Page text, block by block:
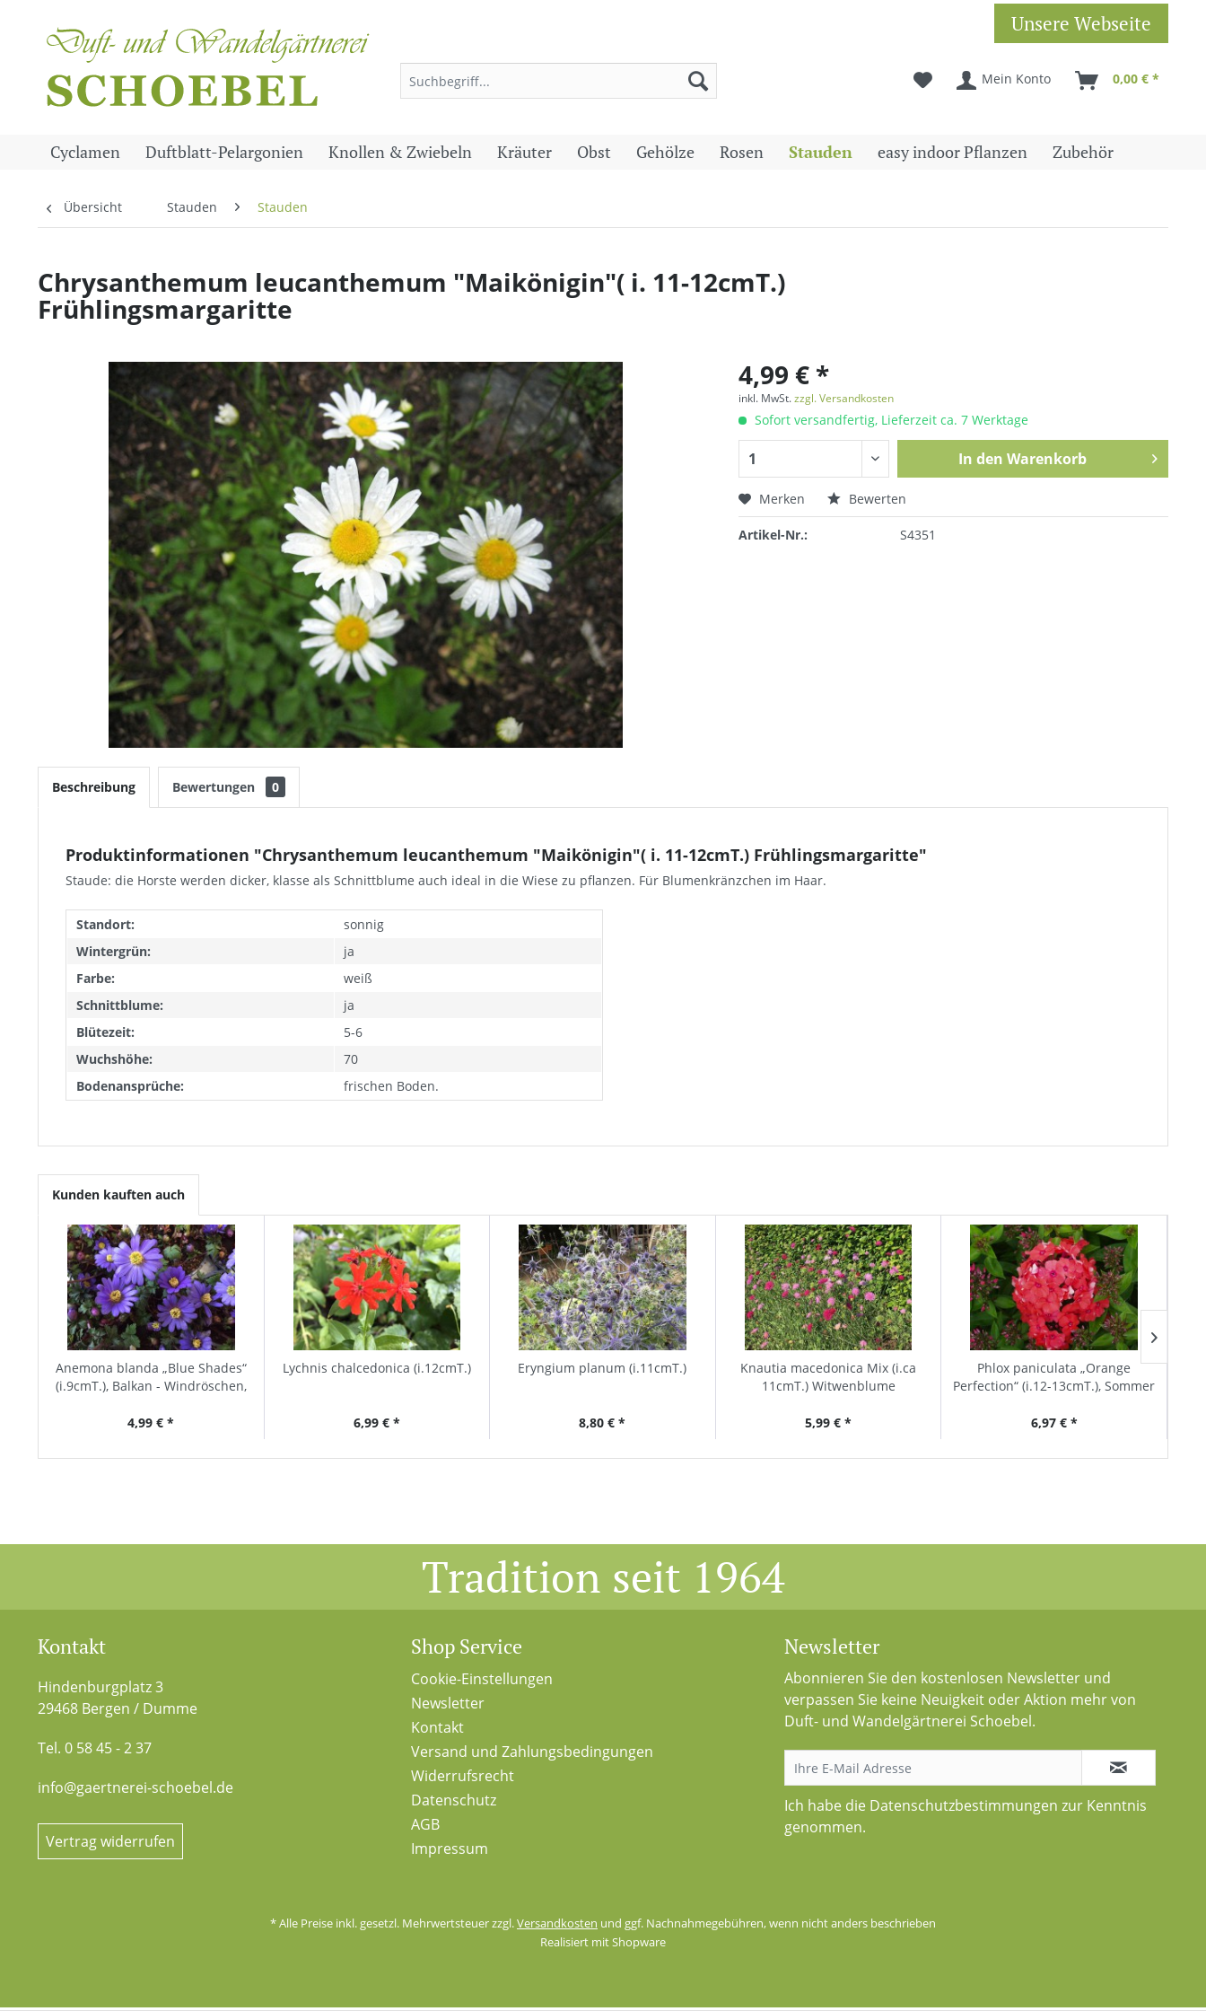
Unsere Webseite
Mein Konto 0,00 € *
Cyclamen Duftblatt-Pelargonien Knollen & Zwiebeln Kräuter Obst Gehölze Rosen Stauden easy indoor Pflanzen Zubehör
Übersicht Stauden Stauden
Chrysanthemum leucanthemum "Maikönigin"( i. 11-12cmT.)
Frühlingsmargaritte
4,99 € *
inkl. MwSt.zzgl. Versandkosten
Sofort versandfertig, Lieferzeit ca. 7 Werktage
In den Warenkorb
Merken Bewerten
Artikel-Nr.: S4351
Beschreibung Bewertungen 0
Produktinformationen "Chrysanthemum leucanthemum "Maikönigin"( i. 11-12cmT.) Frühlingsmargaritte"
Staude: die Horste werden dicker, klasse als Schnittblume auch ideal in die Wiese zu pflanzen. Für Blumenkränzchen im Haar.
Standort:
sonnig
Wintergrün:
ja
Farbe:
weiß
Schnittblume:
ja
Blütezeit:
5-6
Wuchshöhe:
70
Bodenansprüche:
frischen Boden.
Kunden kauften auch
Anemona blanda „Blue Shades“
(i.9cmT.), Balkan - Windröschen,
4,99 € *
Lychnis chalcedonica (i.12cmT.)
6,99 € *
Eryngium planum (i.11cmT.)
8,80 € *
Knautia macedonica Mix (i.ca
11cmT.) Witwenblume
5,99 € *
Phlox paniculata „Orange
Perfection“ (i.12-13cmT.), Sommer
6,97 € *
Tradition seit 1964
Kontakt
Hindenburgplatz 3
29468 Bergen / Dumme
Tel. 0 58 45 - 2 37
info@gaertnerei-schoebel.de
Vertrag widerrufen
Shop Service
Cookie-Einstellungen
Newsletter
Kontakt
Versand und Zahlungsbedingungen
Widerrufsrecht
Datenschutz
AGB
Impressum
Newsletter
Abonnieren Sie den kostenlosen Newsletter und
verpassen Sie keine Neuigkeit oder Aktion mehr von
Duft- und Wandelgärtnerei Schoebel.
Ich habe die Datenschutzbestimmungen zur Kenntnis
genommen.
* Alle Preise inkl. gesetzl. Mehrwertsteuer zzgl.Versandkosten und ggf. Nachnahmegebühren, wenn nicht anders beschrieben
Realisiert mit Shopware